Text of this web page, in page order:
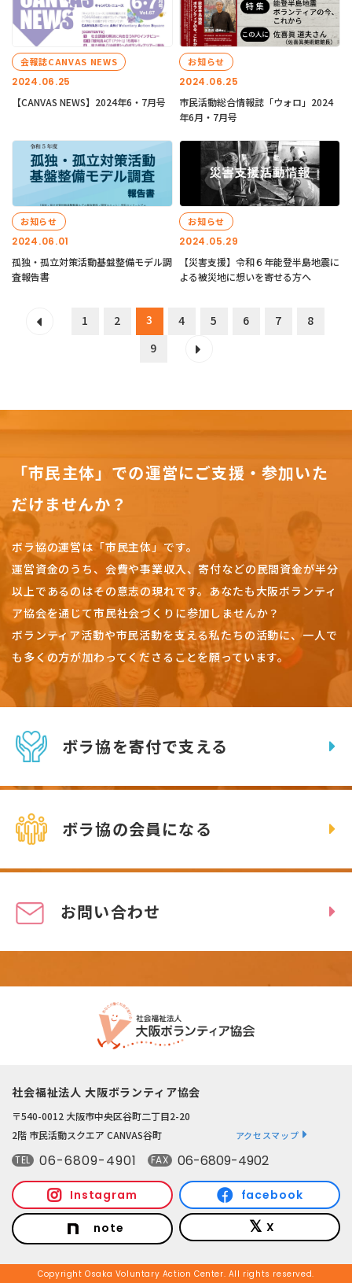
2024.06.25
会報誌CANVAS NEWS
【CANVAS NEWS】2024年6・7月号
2024.06.25
お知らせ
市民活動総合情報誌「ウォロ」2024
年6月・7月号
2024.06.01
お知らせ
孤独・孤立対策活動基盤整備モデル調
査報告書
2024.05.29
お知らせ
【災害支援】令和６年能登半島地震に
よる被災地に想いを寄せる方へ
1 2 3 4 5 6 7
8
9
「市民主体」での運営にご支援・参加いた
だけませんか？
ボラ協の運営は「市民主体」です。
運営資金のうち、会費や事業収入、寄付などの民間資金が半分
以上であるのはその意志の現れです。 あなたも大阪ボランティ
ア協会を通じて市民社会づくりに参加しませんか？
ボランティア活動や市民活動を支える私たちの活動に、一人で
も多くの方が加わってくださることを願っています。
ボラ協を寄付で支える
ボラ協の会員になる
お問い合わせ
社会福祉法人 大阪ボランティア協会
〒540-0012 大阪市中央区谷町二丁目2-20
2階 市民活動スクエア CANVAS谷町
アクセスマップ
TEL 06-6809-4901 FAX 06-6809-4902
Instagram facebook
note X
Copyright Osaka Voluntary Action Center. All rights reserved.